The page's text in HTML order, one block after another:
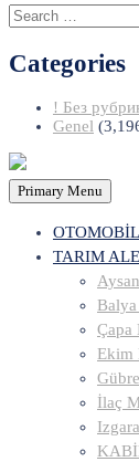
Search
for:
Categories
! Без
Genel
Primary Menu
OTOMOBİL
TARIM
Aysan
Çapa
Ekim
İlaç
Izgara